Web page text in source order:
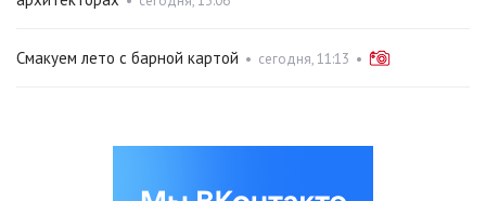
Смакуем лето с барной картой • сегодня, 11:13 •